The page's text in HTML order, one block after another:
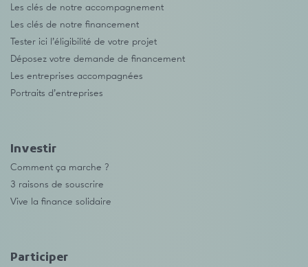
Les clés de notre accompagnement
Les clés de notre financement
Tester ici l’éligibilité de votre projet
Déposez votre demande de financement
Les entreprises accompagnées
Portraits d’entreprises
Investir
Comment ça marche ?
3 raisons de souscrire
Vive la finance solidaire
Participer